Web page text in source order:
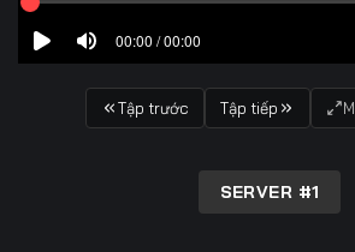
00:00 / 00:00
Tập trước Tập tiếp
SERVER #1